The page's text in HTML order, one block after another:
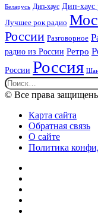
Беларусь Дип-хаус Дип-хаус
Лучшее рок радио
России Разговорное
радио из России Ретро
России Россия
Найти:
© Все права
Карта сайта
Обратная связь
О сайте
Политика